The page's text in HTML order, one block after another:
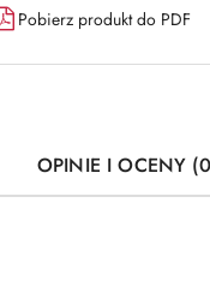
Pobierz produkt do PDF
OPINIE I OCENY